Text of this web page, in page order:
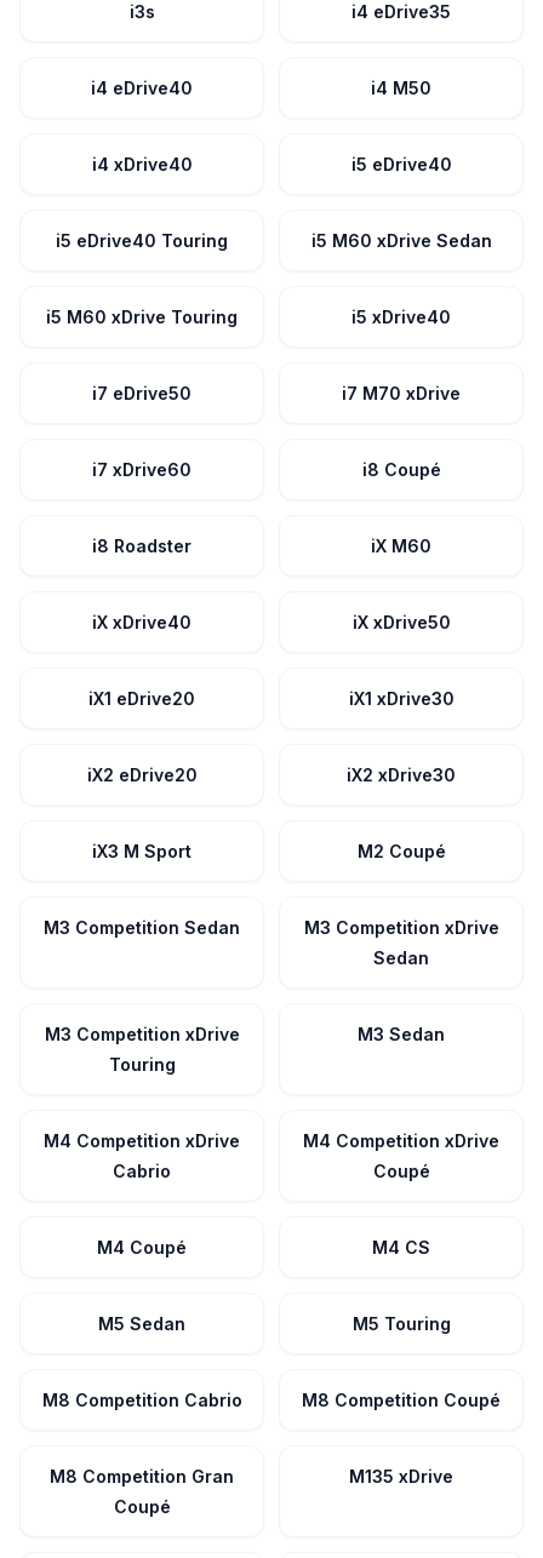
i3s i4 eDrive35
i4 eDrive40 i4 M50
i4 xDrive40 i5 eDrive40
i5 eDrive40 Touring i5 M60 xDrive Sedan
i5 M60 xDrive Touring i5 xDrive40
i7 eDrive50 i7 M70 xDrive
i7 xDrive60 i8 Coupé
i8 Roadster iX M60
iX xDrive40 iX xDrive50
iX1 eDrive20 iX1 xDrive30
iX2 eDrive20 iX2 xDrive30
iX3 M Sport M2 Coupé
M3 Competition Sedan
M3 Competition xDrive
Sedan
M3 Competition xDrive
Touring
M3 Sedan
M4 Competition xDrive
Cabrio
M4 Competition xDrive
Coupé
M4 Coupé M4 CS
M5 Sedan M5 Touring
M8 Competition Cabrio M8 Competition Coupé
M8 Competition Gran
Coupé
M135 xDrive